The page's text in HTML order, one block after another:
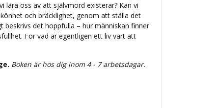
lära oss av att självmord existerar? Kan vi
och bräcklighet, genom att ställa det
beskrivs det hoppfulla – hur människan finner
För vad är egentligen ett liv värt att
Boken är hos dig inom 4 - 7 arbetsdagar.